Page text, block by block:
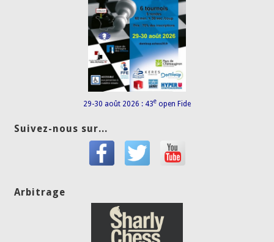
29-30 août 2026 : 43e open Fide
Suivez-nous sur...
Arbitrage